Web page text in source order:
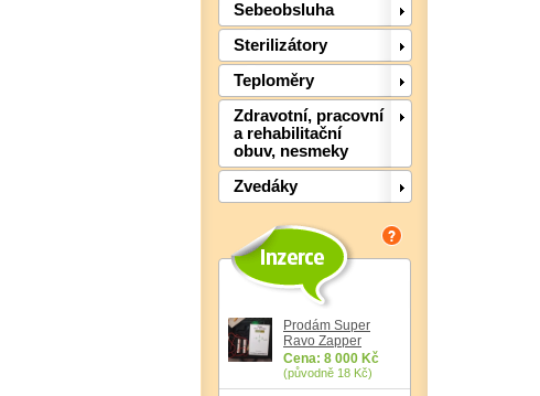
Sebeobsluha
Sterilizátory
Teploměry
Zdravotní, pracovní
a rehabilitační
obuv, nesmeky
Zvedáky
Prodám Super
Ravo Zapper
Cena: 8 000 Kč
(původně 18 Kč)